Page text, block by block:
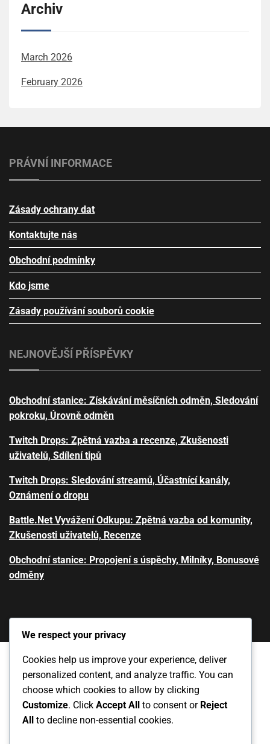
Archiv
March 2026
February 2026
PRÁVNÍ INFORMACE
Zásady ochrany dat
Kontaktujte nás
Obchodní podmínky
Kdo jsme
Zásady používání souborů cookie
NEJNOVĚJŠÍ PŘÍSPĚVKY
Obchodní stanice: Získávání měsíčních odměn, Sledování
pokroku, Úrovně odměn
Twitch Drops: Zpětná vazba a recenze, Zkušenosti
uživatelů, Sdílení tipů
Twitch Drops: Sledování streamů, Účastnící kanály,
Oznámení o dropu
Battle.Net Vyvážení Odkupu: Zpětná vazba od komunity,
Zkušenosti uživatelů, Recenze
Obchodní stanice: Propojení s úspěchy, Milníky, Bonusové
odměny
Zásady ochrany dat Kontaktujte nás
Obchodní podmínky
We respect your privacy
Cookies help us improve your experience, deliver
personalized content, and analyze traffic. You can
choose which cookies to allow by clicking
Customize. Click Accept All to consent or Reject
All to decline non-essential cookies.